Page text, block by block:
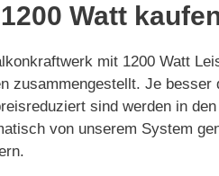
Watt
mit 1200 Watt
zusammengestellt. Je
sind werden in
von unserem System